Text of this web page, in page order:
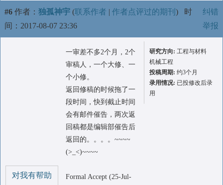
#6 作者： 独孤神宇 (联系作者 | 作者点评过的期刊 ) 时
间：2017-08-07 23:36
纠错
举报
对我有帮助
一审差不多2个月，2个
审稿人，一个大修、一
个小修。
返回修稿的时候拖了一
段时间，快到截止时间
会有邮件催告，两次返
回稿都是编辑部催告后
返回的。。。。~~~~
(>_<)~~~~
Formal Accept (25-Jul-
研究方向: 工程与材料
机械工程
投稿周期: 约3个月
录用情况: 已投修改后录
用